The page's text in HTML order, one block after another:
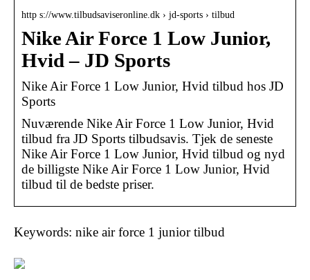
http s://www.tilbudsaviseronline.dk › jd-sports › tilbud
Nike Air Force 1 Low Junior,
Hvid – JD Sports
Nike Air Force 1 Low Junior, Hvid tilbud hos JD
Sports
Nuværende Nike Air Force 1 Low Junior, Hvid
tilbud fra JD Sports tilbudsavis. Tjek de seneste
Nike Air Force 1 Low Junior, Hvid tilbud og nyd
de billigste Nike Air Force 1 Low Junior, Hvid
tilbud til de bedste priser.
Keywords: nike air force 1 junior tilbud